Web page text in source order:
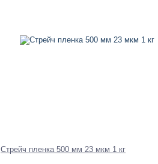
Стрейч пленка 500 мм 23 мкм 1 кг